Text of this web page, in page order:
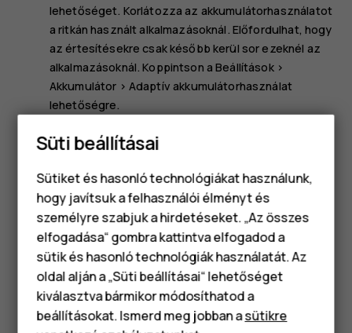
Okostelefonok
Klasszikus telefonok
Tartozékok
lehetőséget. Korlátozza az akkumulátorhasználatot
a ritkán használt alkalmazásoknál. Előfordulhat, hogy
az értesítésekre csak később kerül sor ezeknél az
alkalmazásoknál. Koppintson aBeállítások>
Akkumulátor > Adaptív akkumulátorhasználat
lehetőségre.
Kapcsolja be az energiatakarékos módot:
koppintson aBeállítások
Akkumulátorkímélő mód
lehetőségre, és kapcsolja
Csak a szükséges helyalapú szolgáltatások
használata: kapcsolja ki a helyalapú
szolgáltatásokat, ha nem használja azokat.
Koppintson aBeállítások>Biztonság és hely
lehetőségre, és tiltsa le aHelyalapú szolgáltatások
lehetőséget.
Süti beállításai
Sütiket és hasonló technológiákat használunk,
hogy javítsuk a felhasználói élményt és
személyre szabjuk a hirdetéseket. „Az összes
elfogadása“ gombra kattintva elfogadod a
sütik és hasonló technológiák használatát. Az
oldal alján a „Süti beállításai“ lehetőséget
kiválasztva bármikor módosíthatod a
beállításokat. Ismerd meg jobban asütikre